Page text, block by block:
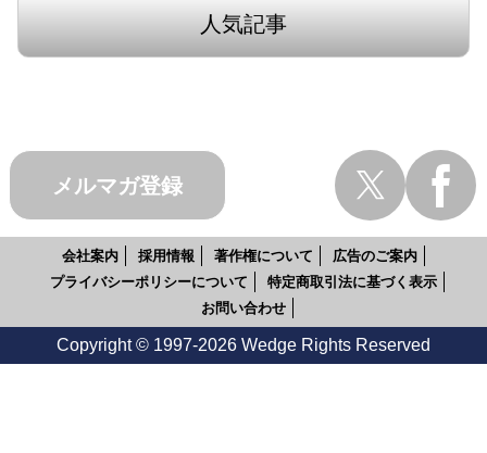
人気記事
メルマガ登録
会社案内 採用情報 著作権について
広告のご案内
プライバシーポリシーについて
特定商取引法に基づく表示
お問い合わせ
Copyright © 1997-2026 Wedge Rights Reserved